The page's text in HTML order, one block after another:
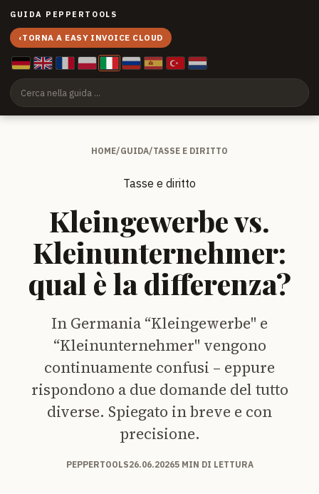
GUIDA PEPPERTOOLS
‹TORNA A EASY INVOICE CLOUD
HOME/GUIDA/TASSE E DIRITTO
Tasse e diritto
Kleingewerbe vs.
Kleinunternehmer:
qual è la differenza?
In Germania “Kleingewerbe" e
“Kleinunternehmer" vengono
continuamente confusi – eppure
rispondono a due domande del tutto
diverse. Spiegato in breve e con
precisione.
PEPPERTOOLS26.06.20265 MIN DI LETTURA